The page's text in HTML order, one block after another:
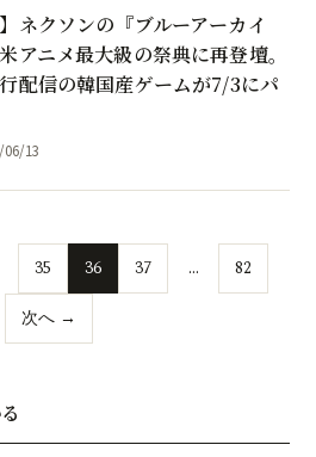
】ネクソンの『ブルーアーカイ
アニメ最大級の祭典に再登壇。
配信の韓国産ゲームが7/3にパ
06/13
35 36 37 …
82
次へ →